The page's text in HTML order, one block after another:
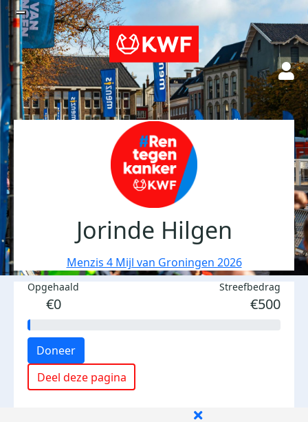
Jorinde Hilgen
Menzis 4 Mijl van Groningen 2026
Opgehaald
€0
Streefbedrag
€500
Doneer
Deel deze pagina